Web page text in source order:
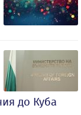
до Куба